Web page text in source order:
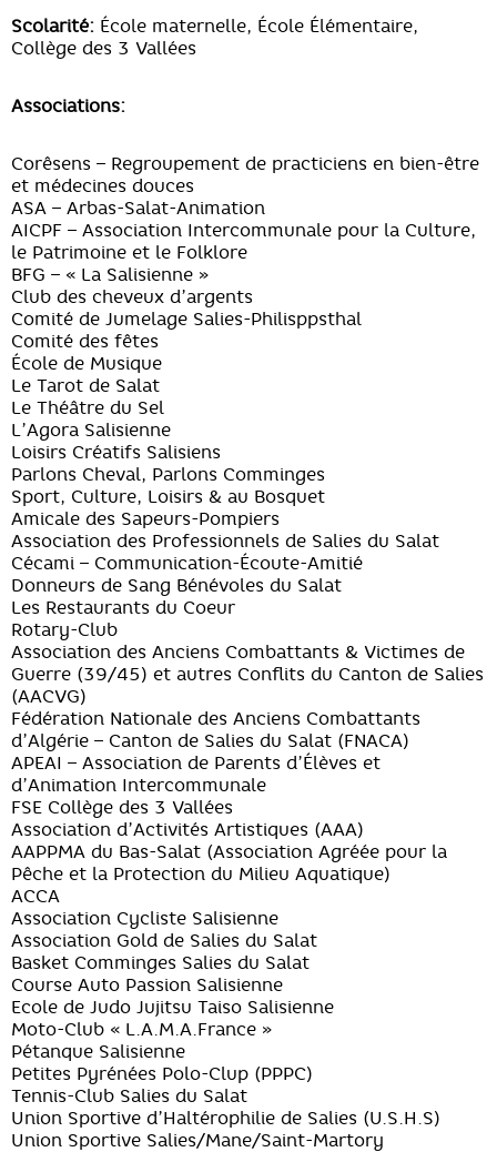
Scolarité: École maternelle, École Élémentaire,
Collège des 3 Vallées
Associations:
Corêsens – Regroupement de practiciens en bien-être
et médecines douces
ASA – Arbas-Salat-Animation
AICPF – Association Intercommunale pour la Culture,
le Patrimoine et le Folklore
BFG – « La Salisienne »
Club des cheveux d’argents
Comité de Jumelage Salies-Philisppsthal
Comité des fêtes
École de Musique
Le Tarot de Salat
Le Théâtre du Sel
L’Agora Salisienne
Loisirs Créatifs Salisiens
Parlons Cheval, Parlons Comminges
Sport, Culture, Loisirs & au Bosquet
Amicale des Sapeurs-Pompiers
Association des Professionnels de Salies du Salat
Cécami – Communication-Écoute-Amitié
Donneurs de Sang Bénévoles du Salat
Les Restaurants du Coeur
Rotary-Club
Association des Anciens Combattants & Victimes de
Guerre (39/45) et autres Conflits du Canton de Salies
(AACVG)
Fédération Nationale des Anciens Combattants
d’Algérie – Canton de Salies du Salat (FNACA)
APEAI – Association de Parents d’Élèves et
d’Animation Intercommunale
FSE Collège des 3 Vallées
Association d’Activités Artistiques (AAA)
AAPPMA du Bas-Salat (Association Agréée pour la
Pêche et la Protection du Milieu Aquatique)
ACCA
Association Cycliste Salisienne
Association Gold de Salies du Salat
Basket Comminges Salies du Salat
Course Auto Passion Salisienne
Ecole de Judo Jujitsu Taiso Salisienne
Moto-Club « L.A.M.A.France »
Pétanque Salisienne
Petites Pyrénées Polo-Clup (PPPC)
Tennis-Club Salies du Salat
Union Sportive d’Haltérophilie de Salies (U.S.H.S)
Union Sportive Salies/Mane/Saint-Martory